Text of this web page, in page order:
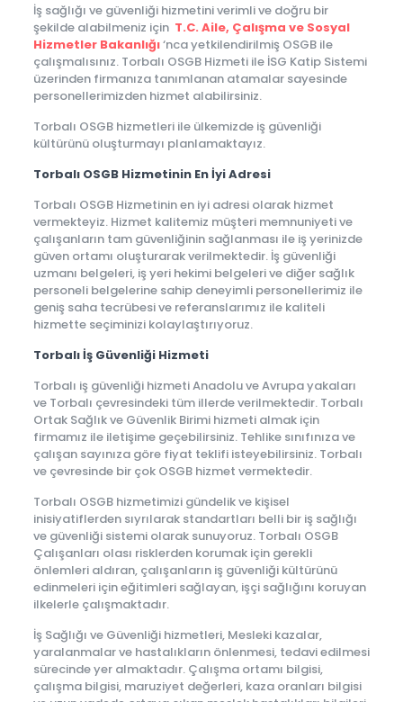
İş sağlığı ve güvenliği hizmetini verimli ve doğru bir
şekilde alabilmeniz için T.C. Aile, Çalışma ve Sosyal
Hizmetler Bakanlığı‘nca yetkilendirilmiş OSGB ile
çalışmalısınız. Torbalı OSGB Hizmeti ile İSG Katip Sistemi
üzerinden firmanıza tanımlanan atamalar sayesinde
personellerimizden hizmet alabilirsiniz.
Torbalı OSGB hizmetleri ile ülkemizde iş güvenliği
kültürünü oluşturmayı planlamaktayız.
Torbalı OSGB Hizmetinin En İyi Adresi
Torbalı OSGB Hizmetinin en iyi adresi olarak hizmet
vermekteyiz. Hizmet kalitemiz müşteri memnuniyeti ve
çalışanların tam güvenliğinin sağlanması ile iş yerinizde
güven ortamı oluşturarak verilmektedir. İş güvenliği
uzmanı belgeleri, iş yeri hekimi belgeleri ve diğer sağlık
personeli belgelerine sahip deneyimli personellerimiz ile
geniş saha tecrübesi ve referanslarımız ile kaliteli
hizmette seçiminizi kolaylaştırıyoruz.
Torbalı İş Güvenliği Hizmeti
Torbalı iş güvenliği hizmeti Anadolu ve Avrupa yakaları
ve Torbalı çevresindeki tüm illerde verilmektedir. Torbalı
Ortak Sağlık ve Güvenlik Birimi hizmeti almak için
firmamız ile iletişime geçebilirsiniz. Tehlike sınıfınıza ve
çalışan sayınıza göre fiyat teklifi isteyebilirsiniz. Torbalı
ve çevresinde bir çok OSGB hizmet vermektedir.
Torbalı OSGB hizmetimizi gündelik ve kişisel
inisiyatiflerden sıyrılarak standartları belli bir iş sağlığı
ve güvenliği sistemi olarak sunuyoruz. Torbalı OSGB
Çalışanları olası risklerden korumak için gerekli
önlemleri aldıran, çalışanların iş güvenliği kültürünü
edinmeleri için eğitimleri sağlayan, işçi sağlığını koruyan
ilkelerle çalışmaktadır.
İş Sağlığı ve Güvenliği hizmetleri, Mesleki kazalar,
yaralanmalar ve hastalıkların önlenmesi, tedavi edilmesi
sürecinde yer almaktadır. Çalışma ortamı bilgisi,
çalışma bilgisi, maruziyet değerleri, kaza oranları bilgisi